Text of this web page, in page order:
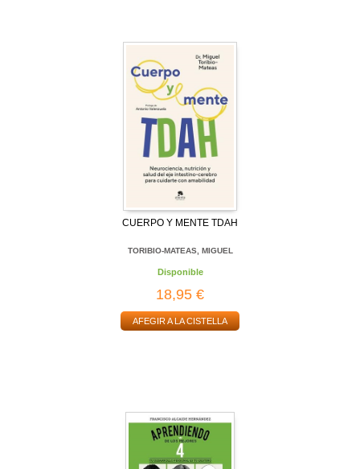
CUERPO Y MENTE TDAH
TORIBIO-MATEAS, MIGUEL
Disponible
18,95 €
AFEGIR A LA CISTELLA